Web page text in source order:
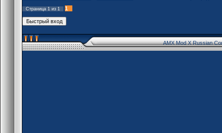
Страница 1 из 1 1
AMX Mod X Russian